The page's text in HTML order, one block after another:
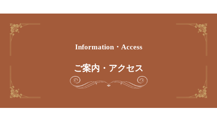
Information・access
ご案内・アクセス